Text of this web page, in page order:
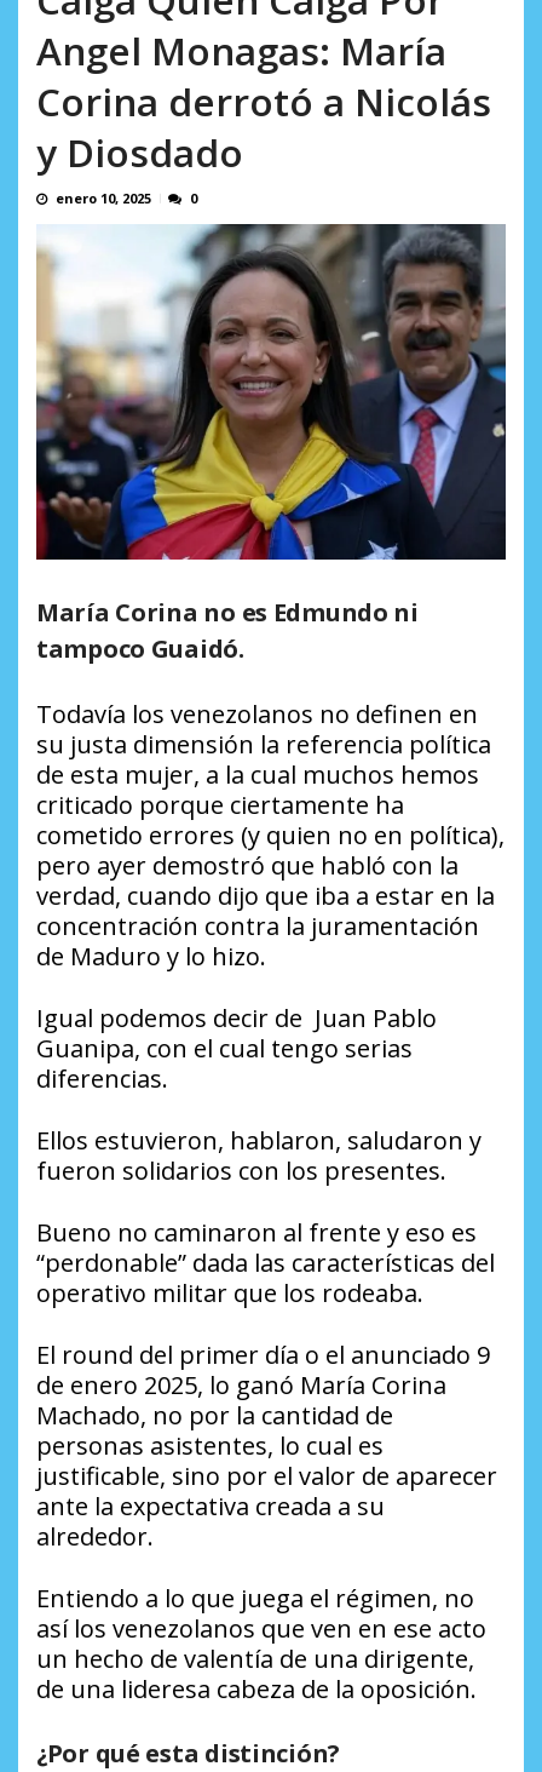
Angel Monagas: María
Corina derrotó a Nicolás
y Diosdado
enero 10, 2025 0
María Corina no es Edmundo ni
tampoco Guaidó.
Todavía los venezolanos no definen en
su justa dimensión la referencia política
de esta mujer, a la cual muchos hemos
criticado porque ciertamente ha
cometido errores (y quien no en política),
pero ayer demostró que habló con la
verdad, cuando dijo que iba a estar en la
concentración contra la juramentación
de Maduro y lo hizo.
Igual podemos decir de Juan Pablo
Guanipa, con el cual tengo serias
diferencias.
Ellos estuvieron, hablaron, saludaron y
fueron solidarios con los presentes.
Bueno no caminaron al frente y eso es
“perdonable” dada las características del
operativo militar que los rodeaba.
El round del primer día o el anunciado 9
de enero 2025, lo ganó María Corina
Machado, no por la cantidad de
personas asistentes, lo cual es
justificable, sino por el valor de aparecer
ante la expectativa creada a su
alrededor.
Entiendo a lo que juega el régimen, no
así los venezolanos que ven en ese acto
un hecho de valentía de una dirigente,
de una lideresa cabeza de la oposición.
¿Por qué esta distinción?